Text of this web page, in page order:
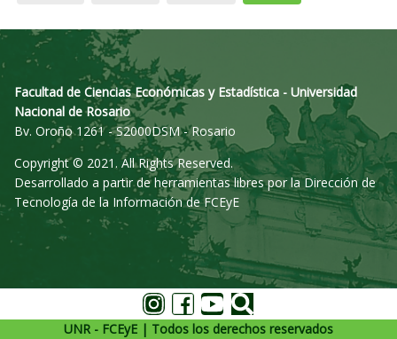
Facultad de Ciencias Económicas y Estadística - Universidad
Nacional de Rosario
Bv. Oroño 1261 - S2000DSM - Rosario
Copyright © 2021. All Rights Reserved.
Desarrollado a partir de herramientas libres por la Dirección de
Tecnología de la Información de FCEyE
UNR - FCEyE | Todos los derechos reservados